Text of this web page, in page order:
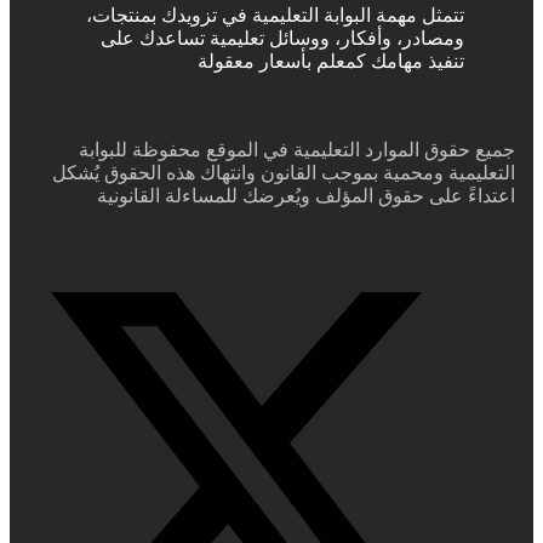
تتمثل مهمة البوابة التعليمية في تزويدك بمنتجات،
ومصادر، وأفكار، ووسائل تعليمية تساعدك على
تنفيذ مهامك كمعلم بأسعار معقولة
جميع حقوق الموارد التعليمية في الموقع محفوظة للبوابة
التعليمية ومحمية بموجب القانون وانتهاك هذه الحقوق يُشكل
اعتداءً على حقوق المؤلف ويُعرضك للمساءلة القانونية